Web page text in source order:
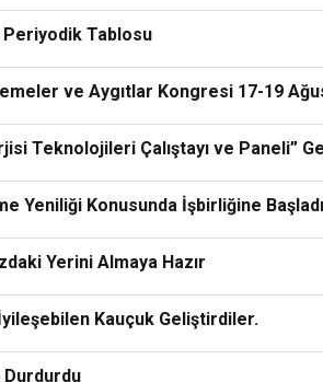
Periyodik Tablosu
ve Aygıtlar Kongresi 17-19
Teknolojileri Çalıştayı ve Paneli”
Yeniliği Konusunda İşbirliğine Başladı
Yerini Almaya Hazır
Kauçuk Geliştirdiler.
Durdurdu